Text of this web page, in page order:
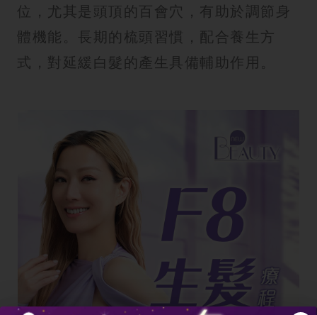
位，尤其是頭頂的百會穴，有助於調節身
體機能。長期的梳頭習慣，配合養生方
式，對延緩白髮的產生具備輔助作用。